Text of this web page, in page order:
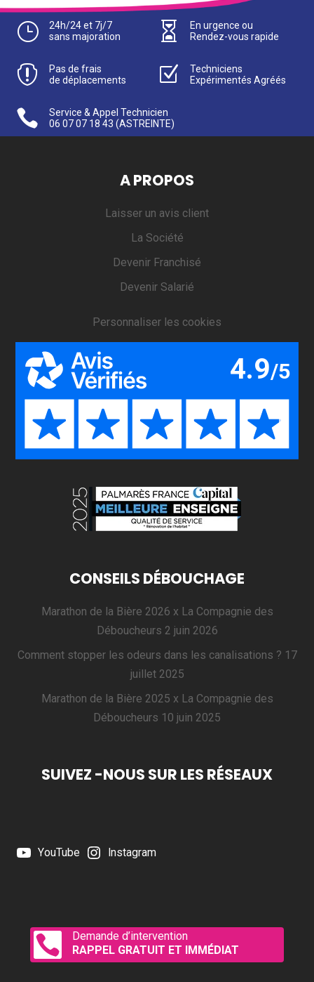
}
24h/24 et 7j/7
sans majoration

En urgence ou
Rendez-vous rapide

Pas de frais
de déplacements
Z
Techniciens
Expérimentés Agréés

Service & Appel Technicien
06 07 07 18 43 (ASTREINTE)
A PROPOS
Laisser un avis client
La Société
Devenir Franchisé
Devenir Salarié
Personnaliser les cookies
CONSEILS DÉBOUCHAGE
Marathon de la Bière 2026 x La Compagnie des
Déboucheurs 2 juin 2026
Comment stopper les odeurs dans les canalisations ? 17
juillet 2025
Marathon de la Bière 2025 x La Compagnie des
Déboucheurs 10 juin 2025
SUIVEZ -NOUS SUR LES RÉSEAUX
YouTube Instagram

Demande d’intervention
RAPPEL GRATUIT ET IMMÉDIAT